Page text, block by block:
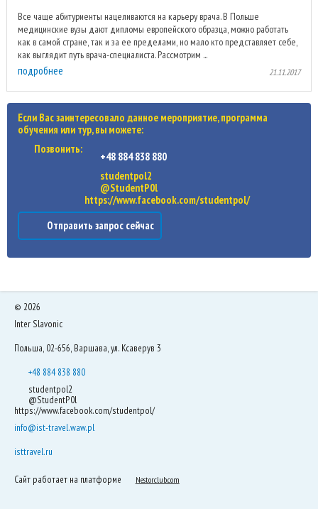
Все чаще абитуриенты нацеливаются на карьеру врача. В Польше
медицинские вузы дают дипломы европейского образца, можно работать
как в самой стране, так и за ее пределами, но мало кто представляет себе,
как выглядит путь врача-специалиста. Рассмотрим ...
подробнее 21.11.2017
Если Вас заинтересовало данное мероприятие, программа
обучения или тур, вы можете:
Позвонить:
+48 884 838 880
studentpol2
@StudentP0l
https://www.facebook.com/studentpol/
Отправить запрос сейчас
© 2026
Inter Slavonic
Польша, 02-656, Варшава, ул. Ксаверув 3
+48 884 838 880
studentpol2
@StudentP0l
https://www.facebook.com/studentpol/
info@ist-travel.waw.pl
isttravel.ru
Сайт работает на платформе Nestorclub.com